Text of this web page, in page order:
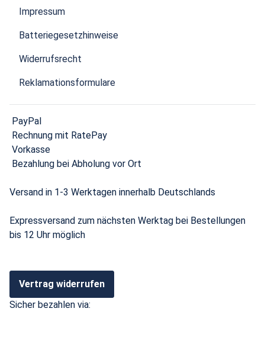
Impressum
Batteriegesetzhinweise
Widerrufsrecht
Reklamationsformulare
PayPal
Rechnung mit RatePay
Vorkasse
Bezahlung bei Abholung vor Ort
Versand in 1-3 Werktagen innerhalb Deutschlands
Expressversand zum nächsten Werktag bei Bestellungen
bis 12 Uhr möglich
Vertrag widerrufen
Sicher bezahlen via: